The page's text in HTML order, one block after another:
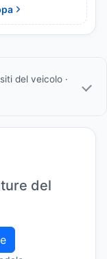
del veicolo ·
del